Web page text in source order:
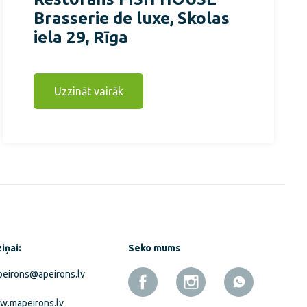
Brasserie de luxe, Skolas
iela 29, Rīga
Uzzināt vairāk
Seko mums